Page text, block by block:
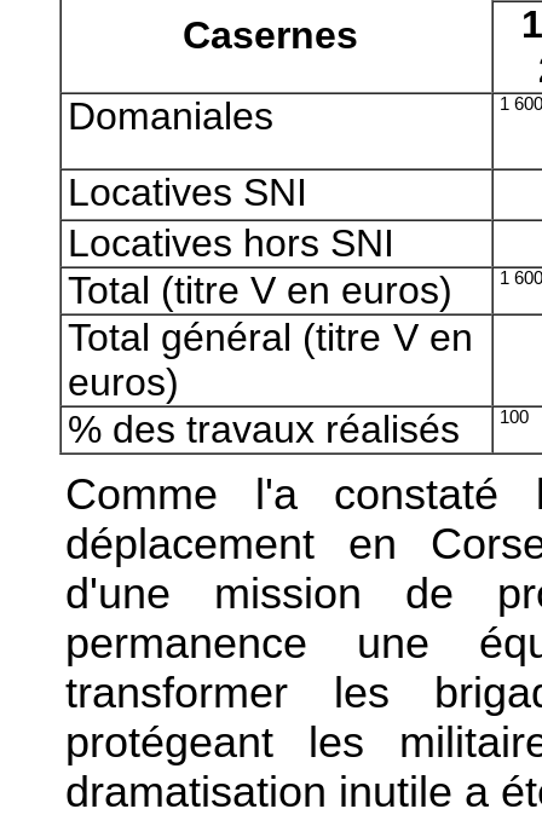
Casernes
Domaniales
1
Locatives SNI
Locatives hors SNI
Total (titre V en euros)
1
Total général (titre V en
euros)
% des travaux réalisés
100
Comme l'a
déplacement en
d'une mission de
permanence une
transformer les
protégeant les
dramatisation inutile a